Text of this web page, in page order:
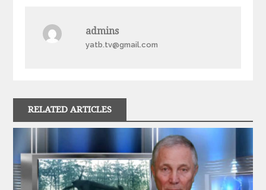
г
а
ц
admins
yatb.tv@gmail.com
RELATED ARTICLES